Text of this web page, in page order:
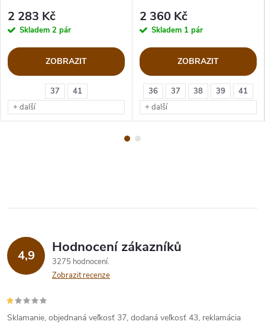
37
41
+ další
2 283 Kč
Skladem 2 pár
ZOBRAZIT
36 37 38 39
41
+ další
2 360 Kč
Skladem 1 pár
ZOBRAZIT
4,9 Hodnocení zákazníků
3275 hodnocení
Zobrazit recenze
Sklamanie, objednaná veľkosť 37, dodaná veľkosť 43, reklamácia